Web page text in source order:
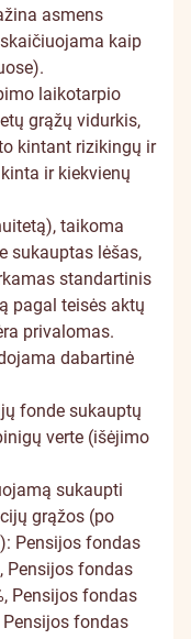
asmens
kaip
laikotarpio
grąžų vidurkis,
kintant rizikingų ir
ir kiekvienų
taikoma
sukauptas lėšas,
standartinis
pagal teisės aktų
privalomas.
dabartinė
fonde sukauptų
verte (išėjimo
sukaupti
grąžos (po
Pensijos fondas
Pensijos fondas
Pensijos fondas
fondas